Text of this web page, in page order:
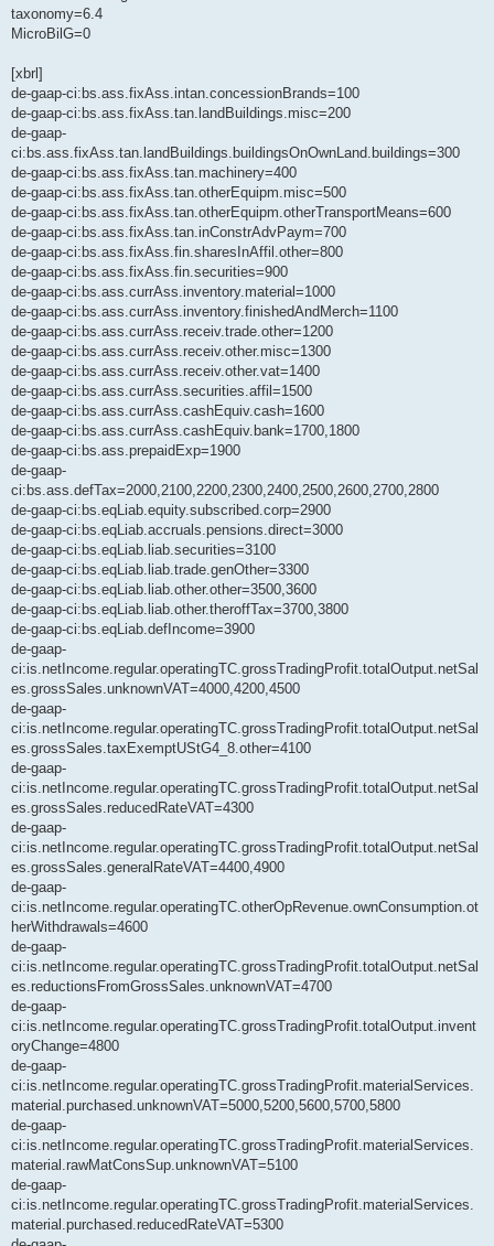
taxonomy=6.4
MicroBilG=0
[xbrl]
de-gaap-ci:bs.ass.fixAss.intan.concessionBrands=100
de-gaap-ci:bs.ass.fixAss.tan.landBuildings.misc=200
de-gaap-
ci:bs.ass.fixAss.tan.landBuildings.buildingsOnOwnLand.buildings=300
de-gaap-ci:bs.ass.fixAss.tan.machinery=400
de-gaap-ci:bs.ass.fixAss.tan.otherEquipm.misc=500
de-gaap-ci:bs.ass.fixAss.tan.otherEquipm.otherTransportMeans=600
de-gaap-ci:bs.ass.fixAss.tan.inConstrAdvPaym=700
de-gaap-ci:bs.ass.fixAss.fin.sharesInAffil.other=800
de-gaap-ci:bs.ass.fixAss.fin.securities=900
de-gaap-ci:bs.ass.currAss.inventory.material=1000
de-gaap-ci:bs.ass.currAss.inventory.finishedAndMerch=1100
de-gaap-ci:bs.ass.currAss.receiv.trade.other=1200
de-gaap-ci:bs.ass.currAss.receiv.other.misc=1300
de-gaap-ci:bs.ass.currAss.receiv.other.vat=1400
de-gaap-ci:bs.ass.currAss.securities.affil=1500
de-gaap-ci:bs.ass.currAss.cashEquiv.cash=1600
de-gaap-ci:bs.ass.currAss.cashEquiv.bank=1700,1800
de-gaap-ci:bs.ass.prepaidExp=1900
de-gaap-
ci:bs.ass.defTax=2000,2100,2200,2300,2400,2500,2600,2700,2800
de-gaap-ci:bs.eqLiab.equity.subscribed.corp=2900
de-gaap-ci:bs.eqLiab.accruals.pensions.direct=3000
de-gaap-ci:bs.eqLiab.liab.securities=3100
de-gaap-ci:bs.eqLiab.liab.trade.genOther=3300
de-gaap-ci:bs.eqLiab.liab.other.other=3500,3600
de-gaap-ci:bs.eqLiab.liab.other.theroffTax=3700,3800
de-gaap-ci:bs.eqLiab.defIncome=3900
de-gaap-
ci:is.netIncome.regular.operatingTC.grossTradingProfit.totalOutput.netSal
es.grossSales.unknownVAT=4000,4200,4500
de-gaap-
ci:is.netIncome.regular.operatingTC.grossTradingProfit.totalOutput.netSal
es.grossSales.taxExemptUStG4_8.other=4100
de-gaap-
ci:is.netIncome.regular.operatingTC.grossTradingProfit.totalOutput.netSal
es.grossSales.reducedRateVAT=4300
de-gaap-
ci:is.netIncome.regular.operatingTC.grossTradingProfit.totalOutput.netSal
es.grossSales.generalRateVAT=4400,4900
de-gaap-
ci:is.netIncome.regular.operatingTC.otherOpRevenue.ownConsumption.ot
herWithdrawals=4600
de-gaap-
ci:is.netIncome.regular.operatingTC.grossTradingProfit.totalOutput.netSal
es.reductionsFromGrossSales.unknownVAT=4700
de-gaap-
ci:is.netIncome.regular.operatingTC.grossTradingProfit.totalOutput.invent
oryChange=4800
de-gaap-
ci:is.netIncome.regular.operatingTC.grossTradingProfit.materialServices.
material.purchased.unknownVAT=5000,5200,5600,5700,5800
de-gaap-
ci:is.netIncome.regular.operatingTC.grossTradingProfit.materialServices.
material.rawMatConsSup.unknownVAT=5100
de-gaap-
ci:is.netIncome.regular.operatingTC.grossTradingProfit.materialServices.
material.purchased.reducedRateVAT=5300